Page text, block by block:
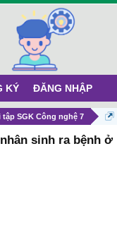
tập SGK Công nghệ 7
sinh ra bệnh ở
KÝ ĐĂNG NHẬP